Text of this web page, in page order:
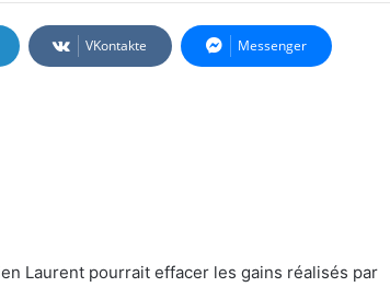
VKontakte Messenger
Laurent pourrait effacer les gains réalisés par